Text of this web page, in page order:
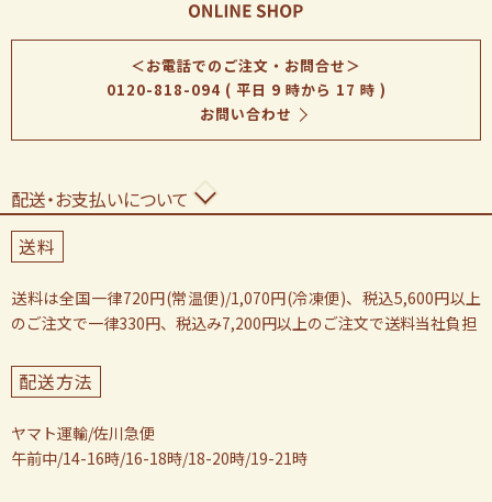
＜お電話でのご注文・お問合せ＞
0120-818-094( 平日 9 時から 17 時 )
お問い合わせ
配送・お支払いについて
送料
送料は全国一律720円(常温便)/1,070円(冷凍便)、税込5,600円以上
のご注文で一律330円、税込み7,200円以上のご注文で送料当社負担
配送方法
ヤマト運輸/佐川急便
午前中/14-16時/16-18時/18-20時/19-21時